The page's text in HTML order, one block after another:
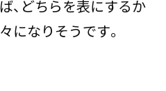
、どちらを表にするか
になりそうです。